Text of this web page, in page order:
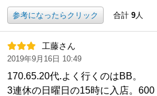
参考になったらクリック 合計 9人
工藤さん
2019年9月16日 10:49
170.65.20代.よく行くのはBB。
3連休の日曜日の15時に入店。600